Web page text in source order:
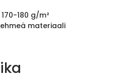
180 g/m²
materiaali